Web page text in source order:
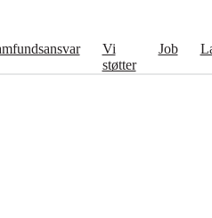
Vi
støtter
Job